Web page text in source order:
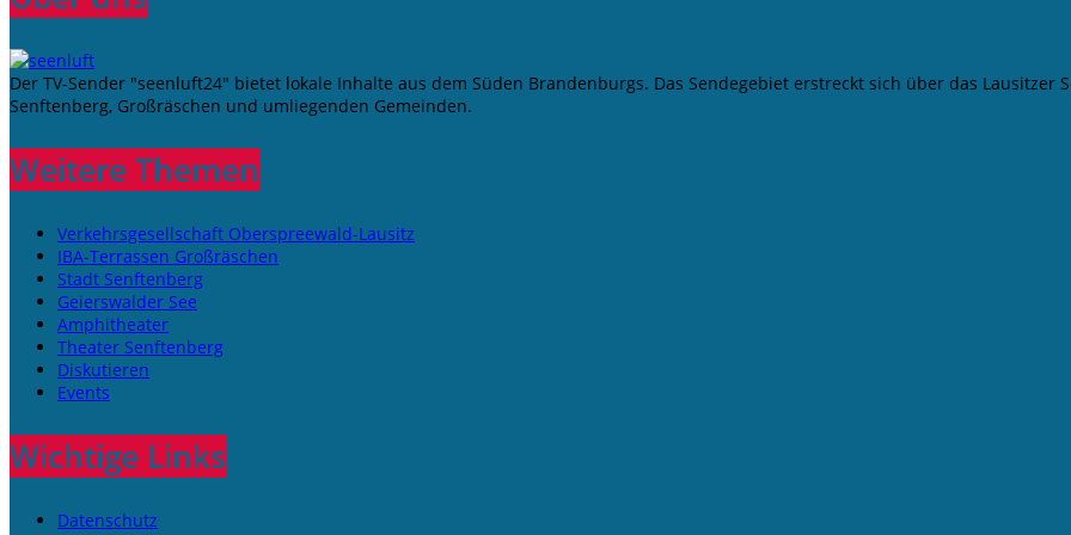
Der TV-Sender "seenluft24" bietet lokale Inhalte aus dem Süden Brandenburgs. Das Sendegebiet erstreckt sich über das Lausitzer
Senftenberg, Großräschen und umliegenden Gemeinden.
Weitere Themen
Verkehrsgesellschaft Oberspreewald-Lausitz
IBA-Terrassen Großräschen
Stadt Senftenberg
Geierswalder See
Amphitheater
Theater Senftenberg
Diskutieren
Events
Wichtige Links
Datenschutz